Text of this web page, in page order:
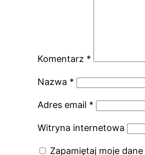
Komentarz *
Nazwa *
Adres email *
Witryna internetowa
Zapamiętaj moje